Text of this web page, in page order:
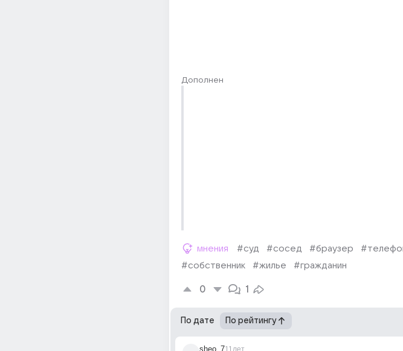
Дополнен
мнения #суд #сосед #браузер
#собственник
#жилье #гражданин
0 1
По дате По рейтингу
sheo_711лет